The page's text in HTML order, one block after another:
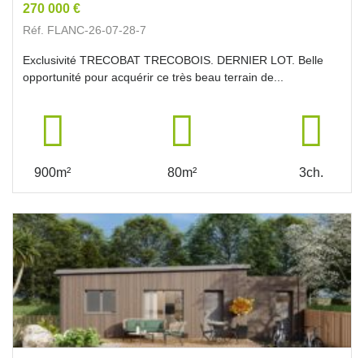
270 000 €
Réf. FLANC-26-07-28-7
Exclusivité TRECOBAT TRECOBOIS. DERNIER LOT. Belle
opportunité pour acquérir ce très beau terrain de...
900m² 80m² 3ch.